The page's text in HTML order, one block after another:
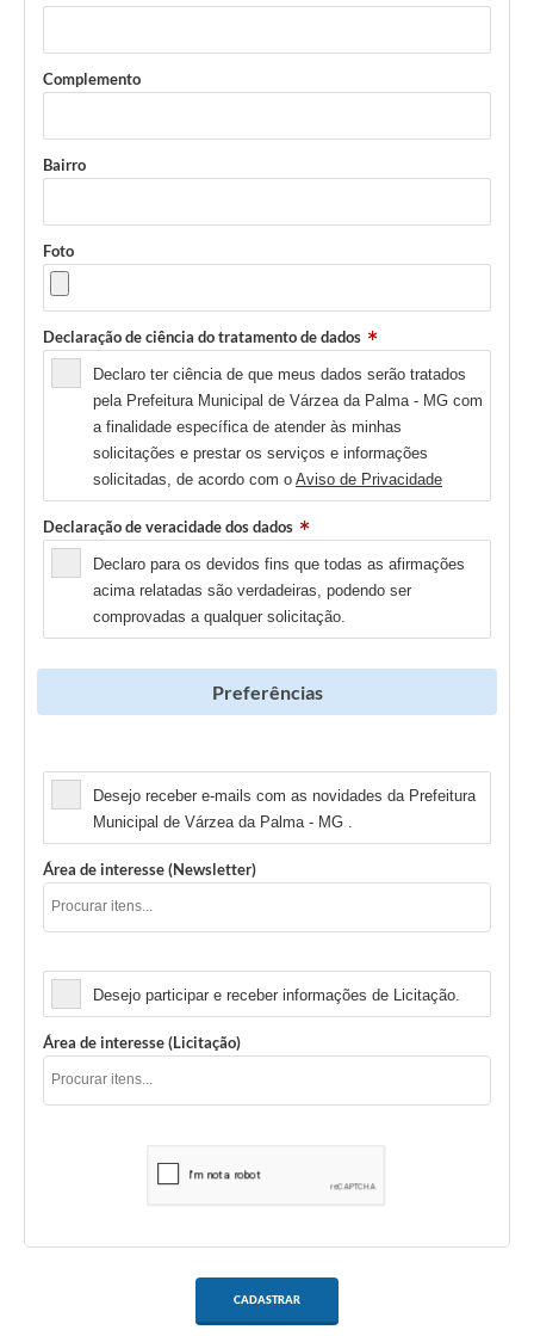
Complemento
Bairro
Foto
Declaração de ciência do tratamento de dados
Declaro ter ciência de que meus dados serão tratados
pela Prefeitura Municipal de Várzea da Palma - MG com
a finalidade específica de atender às minhas
solicitações e prestar os serviços e informações
solicitadas, de acordo com o Aviso de Privacidade
Declaração de veracidade dos dados
Declaro para os devidos fins que todas as afirmações
acima relatadas são verdadeiras, podendo ser
comprovadas a qualquer solicitação.
Preferências
Desejo receber e-mails com as novidades da Prefeitura
Municipal de Várzea da Palma - MG .
Área de interesse (Newsletter)
Desejo participar e receber informações de Licitação.
Área de interesse (Licitação)
CADASTRAR